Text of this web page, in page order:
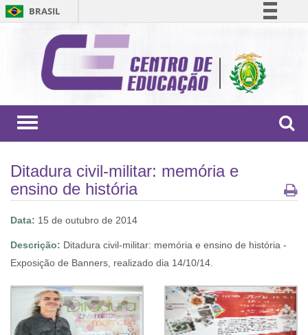
BRASIL
Comunica BR
Participe
Acesso à informação
Toggle
Ditadura civil-militar: memória e
ensino de história
Data: 15 de outubro de 2014
Descrição: Ditadura civil-militar: memória e ensino de história -
Exposição de Banners, realizado dia 14/10/14.